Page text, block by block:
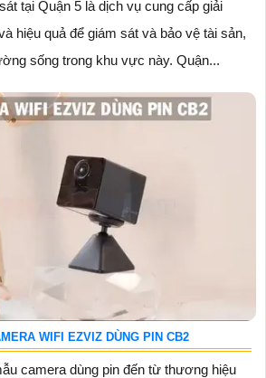
tại Quận 5 là dịch vụ cung cấp giải
hiệu quả để giám sát và bảo vệ tài sản,
sống trong khu vực này. Quận...
WIFI EZVIZ DÙNG PIN CB2
camera dùng pin đến từ thương hiệu